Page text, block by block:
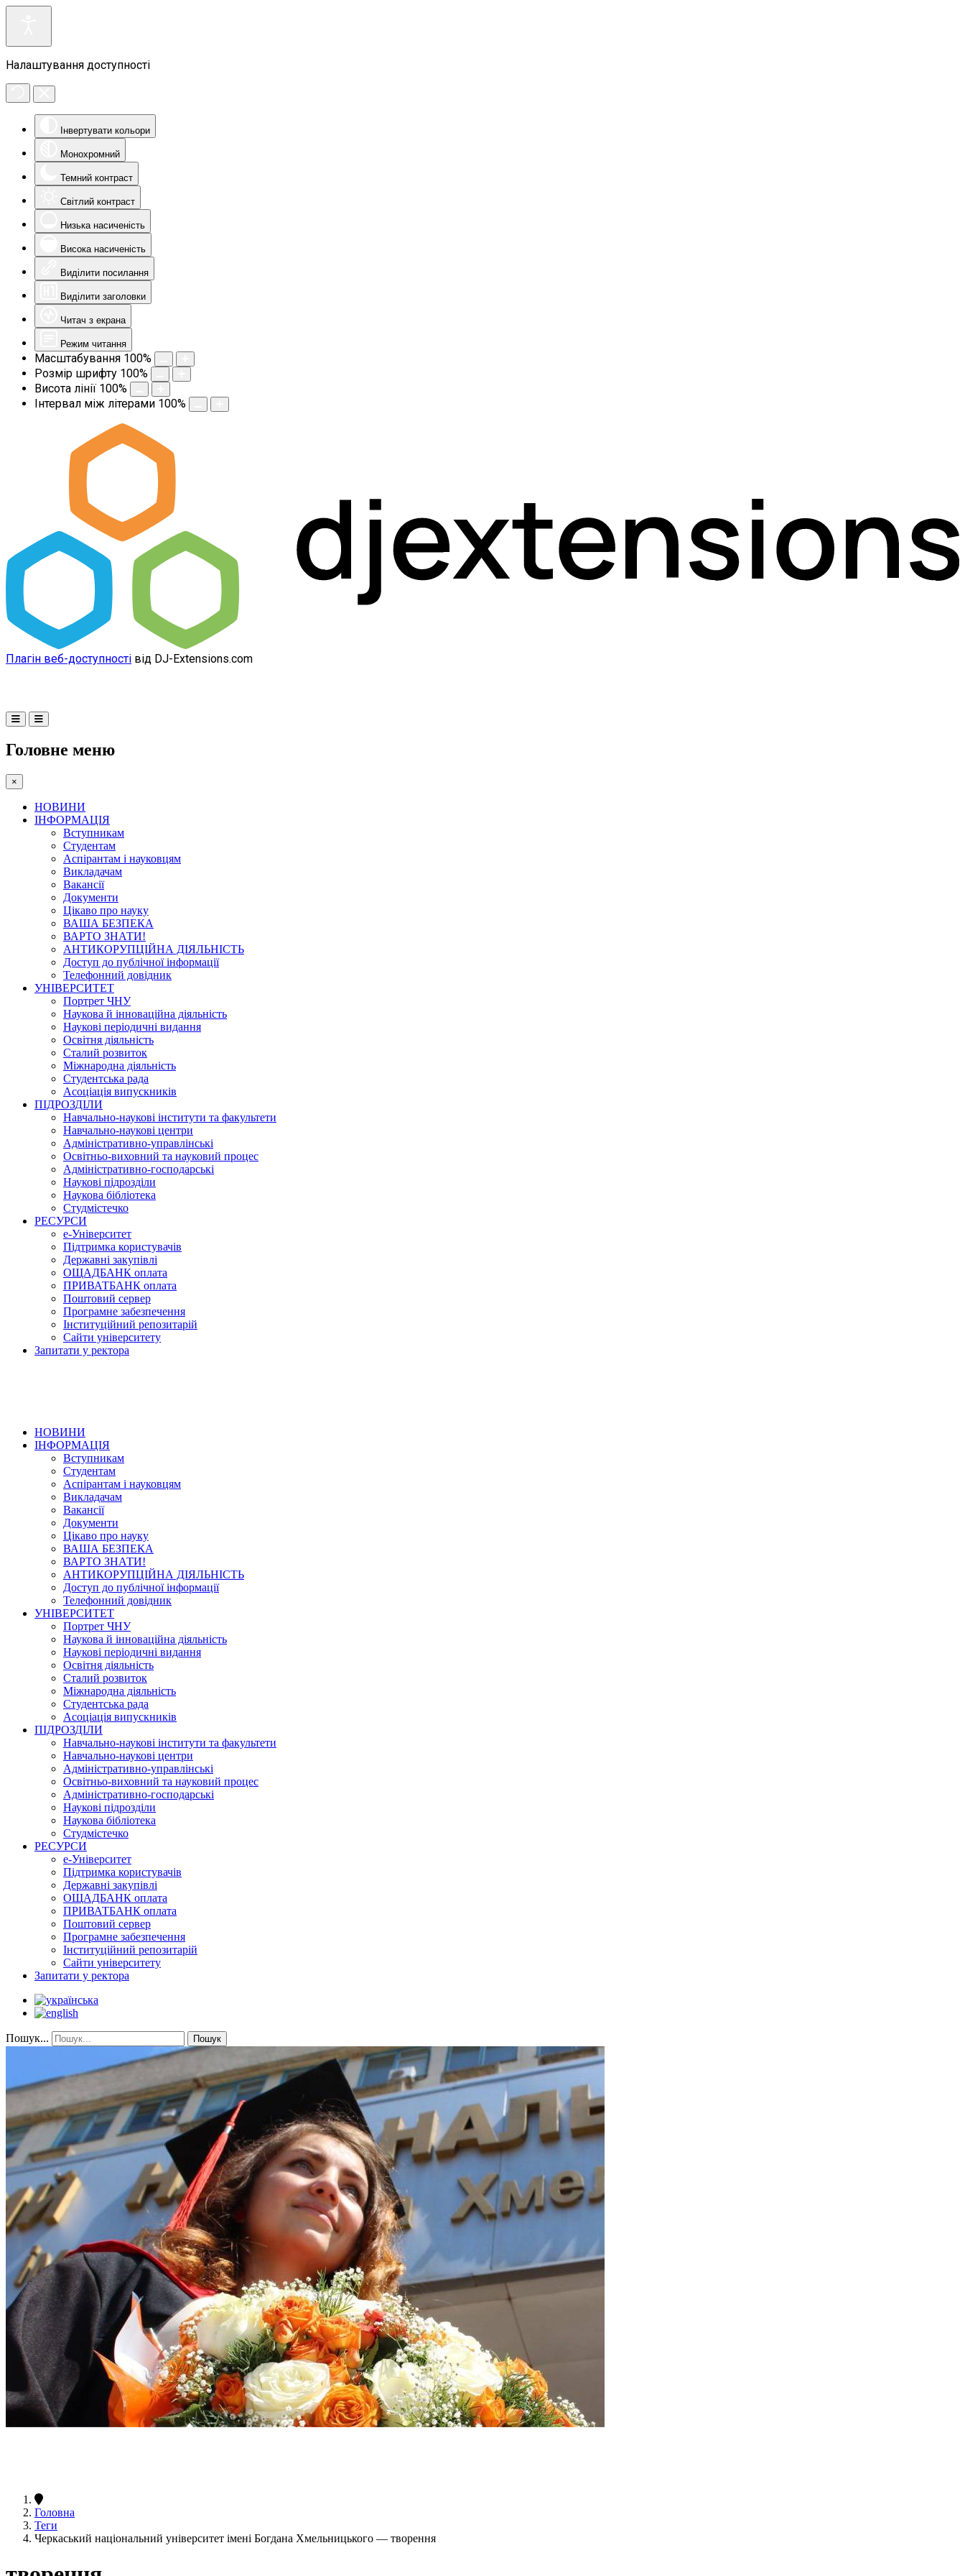
Налаштування доступності
Інвертувати кольори
Монохромний
Темний контраст
Світлий контраст
Низька насиченість
Висока насиченість
Виділити посилання
Виділити заголовки
Читач з екрана
Режим читання
Масштабування 100%
Розмір шрифту 100%
Висота лінії 100%
Інтервал між літерами 100%
Плагін веб-доступності від DJ-Extensions.com
Головне меню
×
НОВИНИ
ІНФОРМАЦІЯ
Вступникам
Студентам
Аспірантам і науковцям
Викладачам
Вакансії
Документи
Цікаво про науку
ВАША БЕЗПЕКА
ВАРТО ЗНАТИ!
АНТИКОРУПЦІЙНА ДІЯЛЬНІСТЬ
Доступ до публічної інформації
Телефонний довідник
УНІВЕРСИТЕТ
Портрет ЧНУ
Наукова й інноваційна діяльність
Наукові періодичні видання
Освітня діяльність
Сталий розвиток
Міжнародна діяльність
Студентська рада
Асоціація випускників
ПІДРОЗДІЛИ
Навчально-наукові інститути та факультети
Навчально-наукові центри
Адміністративно-управлінські
Освітньо-виховний та науковий процес
Адміністративно-господарські
Наукові підрозділи
Наукова бібліотека
Студмістечко
РЕСУРСИ
е-Університет
Підтримка користувачів
Державні закупівлі
ОЩАДБАНК оплата
ПРИВАТБАНК оплата
Поштовий сервер
Програмне забезпечення
Інституційний репозитарій
Сайти університету
Запитати у ректора
НОВИНИ
ІНФОРМАЦІЯ
Вступникам
Студентам
Аспірантам і науковцям
Викладачам
Вакансії
Документи
Цікаво про науку
ВАША БЕЗПЕКА
ВАРТО ЗНАТИ!
АНТИКОРУПЦІЙНА ДІЯЛЬНІСТЬ
Доступ до публічної інформації
Телефонний довідник
УНІВЕРСИТЕТ
Портрет ЧНУ
Наукова й інноваційна діяльність
Наукові періодичні видання
Освітня діяльність
Сталий розвиток
Міжнародна діяльність
Студентська рада
Асоціація випускників
ПІДРОЗДІЛИ
Навчально-наукові інститути та факультети
Навчально-наукові центри
Адміністративно-управлінські
Освітньо-виховний та науковий процес
Адміністративно-господарські
Наукові підрозділи
Наукова бібліотека
Студмістечко
РЕСУРСИ
е-Університет
Підтримка користувачів
Державні закупівлі
ОЩАДБАНК оплата
ПРИВАТБАНК оплата
Поштовий сервер
Програмне забезпечення
Інституційний репозитарій
Сайти університету
Запитати у ректора
Пошук... Пошук
Головна
Теги
Черкаський національний університет імені Богдана Хмельницького — творення